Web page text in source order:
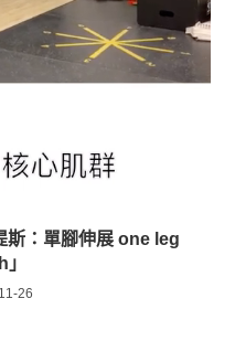
斯：單腳伸展 one leg
26